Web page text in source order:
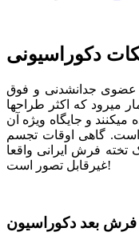
دکوراسیونی
عضوی جدانشدنی و فوق
میرود که اکثر طراح­ها
می­کنند و جایگاه ویژه آن
است. گاهی اوقات تجسم
فرش ایرانی واقعا
غیرقابل تصور است!
فرش بعد دکوراسیون